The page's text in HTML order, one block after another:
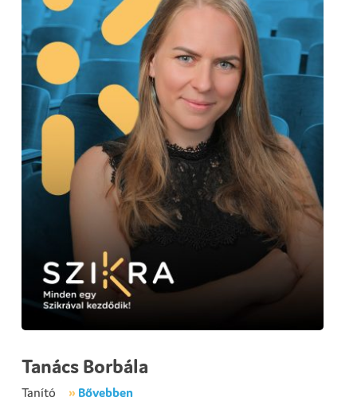
Tanács Borbála
Tanító » Bővebben